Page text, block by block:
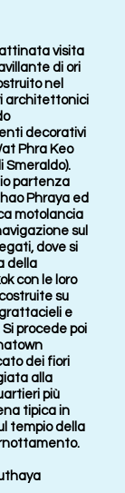
visita
di ori
nel
architettonici
decorativi
Phra Keo
Smeraldo).
partenza
Phraya ed
motolancia
sul
dove si
della
con le loro
su
e
procede poi
dei fiori
alla
più
tipica in
tempio della